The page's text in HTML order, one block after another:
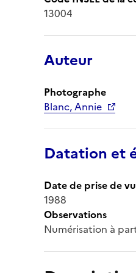
13004
Auteur
Photographe
Blanc, Annie
Datation et
Date de prise de
1988
Observations
Numérisation à